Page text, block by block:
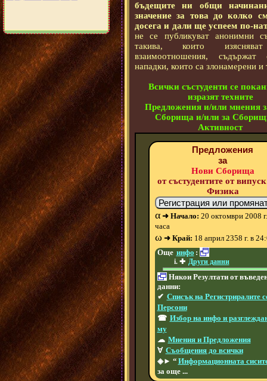
бъдещите ни общи
значение за това до колко
досега и дали ще успеем по-
не се публикуват анонимни
такива, които
взаимоотношения,
нападки, които са злонамерени и
Всички състуденти се
изразят техните
Предложения и/или мнения
Сборища и/или за
Активност
Предложения
за
Нови Сборища
от състудентите от
Физика
α ➜ Начало: 20 октомври 2008
часа
ω ➜ Край: 18 април 2358 г. в
Още инфо :
✚ Други данни
Някои Резултати от
данни:
✔ Списък на Регистриралите
Персони
☎ Избор на инфо и
му
☁ Мнения и Предложения
∀ Съобщения до всички
◈► “ Информационната
за още ...